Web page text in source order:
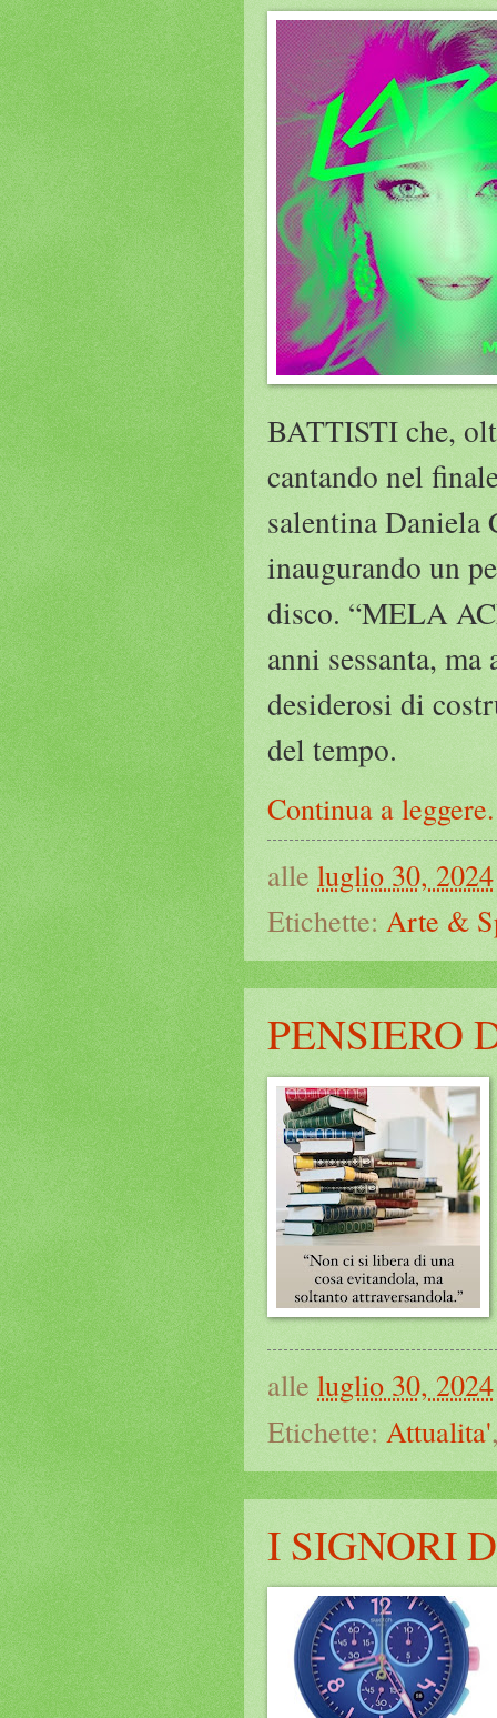
BATTISTI che,
cantando nel
salentina
inaugurando un
disco. “MELA
anni sessanta,
desiderosi di
del tempo.
Continua a
alle luglio 30, 2024
Etichette: Arte &
PENSIERO
alle luglio 30, 2024
Etichette: Attualita'
I SIGNORI